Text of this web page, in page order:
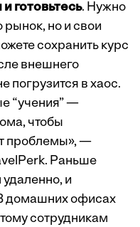
готовьтесь. Нужно
рынок, но и свои
сохранить курс
внешнего
погрузится в хаос.
“учения” —
чтобы
проблемы», —
Раньше
удаленно, и
домашних офисах
сотрудникам